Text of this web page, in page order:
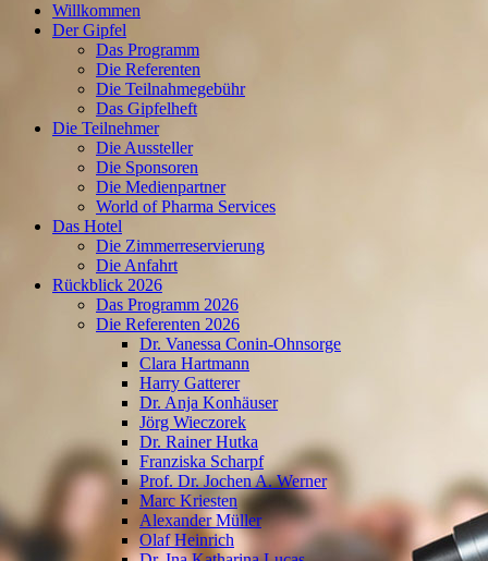
Willkommen
Der Gipfel
Das Programm
Die Referenten
Die Teilnahmegebühr
Das Gipfelheft
Die Teilnehmer
Die Aussteller
Die Sponsoren
Die Medienpartner
World of Pharma Services
Das Hotel
Die Zimmerreservierung
Die Anfahrt
Rückblick 2026
Das Programm 2026
Die Referenten 2026
Dr. Vanessa Conin-Ohnsorge
Clara Hartmann
Harry Gatterer
Dr. Anja Konhäuser
Jörg Wieczorek
Dr. Rainer Hutka
Franziska Scharpf
Prof. Dr. Jochen A. Werner
Marc Kriesten
Alexander Müller
Olaf Heinrich